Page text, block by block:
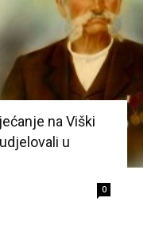
na Viški
u
0